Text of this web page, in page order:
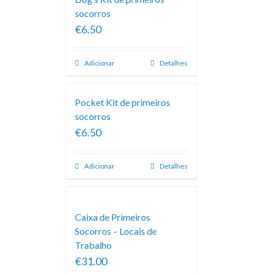
socorros
€6.50
Adicionar Detalhes
Pocket Kit de primeiros
socorros
€6.50
Adicionar Detalhes
Caixa de Primeiros
Socorros – Locais de
Trabalho
€31.00